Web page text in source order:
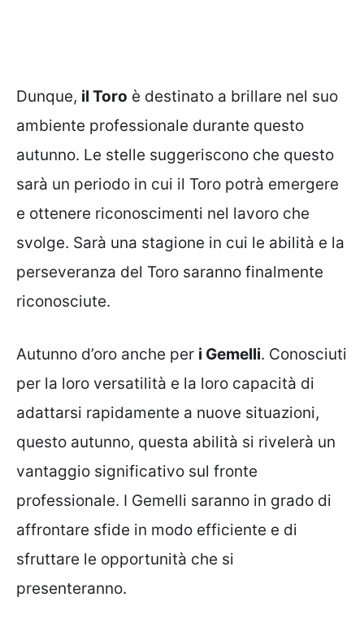
Dunque, il Toro è destinato a brillare nel suo
ambiente professionale durante questo
autunno. Le stelle suggeriscono che questo
sarà un periodo in cui il Toro potrà emergere
e ottenere riconoscimenti nel lavoro che
svolge. Sarà una stagione in cui le abilità e la
perseveranza del Toro saranno finalmente
riconosciute.
Autunno d’oro anche per i Gemelli. Conosciuti
per la loro versatilità e la loro capacità di
adattarsi rapidamente a nuove situazioni,
questo autunno, questa abilità si rivelerà un
vantaggio significativo sul fronte
professionale. I Gemelli saranno in grado di
affrontare sfide in modo efficiente e di
sfruttare le opportunità che si
presenteranno.